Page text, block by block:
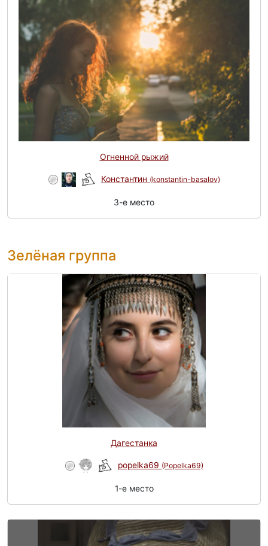
Огненной рыжий
Константин (konstantin-basalov)
3-e место
Зелёная группа
Дагестанка
popelka69 (Popelka69)
1-e место